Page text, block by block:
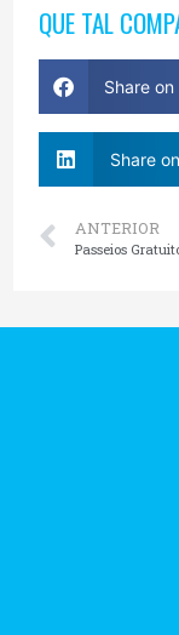
QUE TAL
Share
Share
ANTERIOR